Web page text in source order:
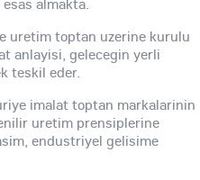
uretim toptan uzerine kurulu
anlayisi, gelecegin yerli
teskil eder.
imalat toptan markalarinin
uretim prensiplerine
endustriyel gelisime